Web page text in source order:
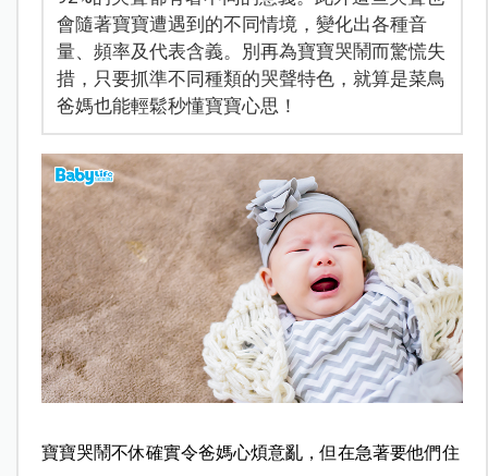
會隨著寶寶遭遇到的不同情境，變化出各種音
量、頻率及代表含義。別再為寶寶哭鬧而驚慌失
措，只要抓準不同種類的哭聲特色，就算是菜鳥
爸媽也能輕鬆秒懂寶寶心思！
寶寶哭鬧不休確實令爸媽心煩意亂，但在急著要他們住